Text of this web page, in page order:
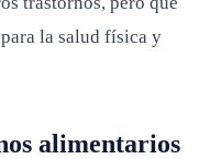
la salud física y
alimentarios